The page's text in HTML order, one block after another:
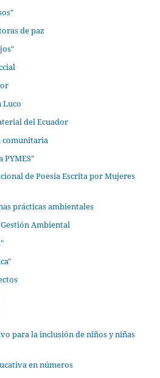
de paz
Luco
del Ecuador
comunitaria
PYMES"
de Poesía Escrita por Mujeres
prácticas ambientales
Ambiental
para la inclusión de niños y niñas
en números